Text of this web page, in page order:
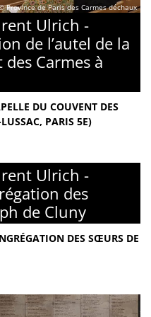
Province de Paris des Carmes déchaux
Ulrich -
de l’autel de la
Carmes à
DU COUVENT DES
PARIS 5E)
Ulrich -
des
de Cluny
DES SŒURS DE